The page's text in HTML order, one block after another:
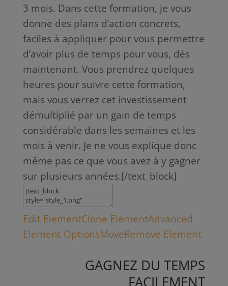
3 mois. Dans cette formation, je vous
donne des plans d’action concrets,
faciles à appliquer pour vous permettre
d’avoir plus de temps pour vous, dès
maintenant. Vous prendrez quelques
heures pour suivre cette formation,
mais vous verrez cet investissement
démultiplié par un gain de temps
considérable dans les semaines et les
mois à venir. Je ne vous explique donc
même pas ce que vous avez à y gagner
sur plusieurs années.[/text_block]
Edit ElementClone ElementAdvanced
Element OptionsMoveRemove Element
GAGNEZ DU TEMPS
FACILEMENT